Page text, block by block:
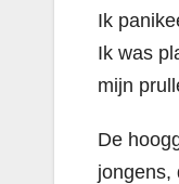
Ik
Ik was
mijn
De
jongens,